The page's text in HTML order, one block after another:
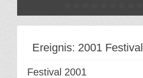
am
Von
Ereignis: 2001 Festival
Festival 2001